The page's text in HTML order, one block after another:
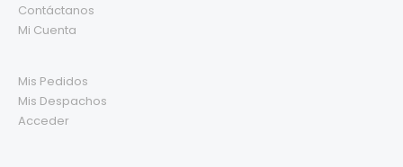
Contáctanos
Mi Cuenta
Mis Pedidos
Mis Despachos
Acceder